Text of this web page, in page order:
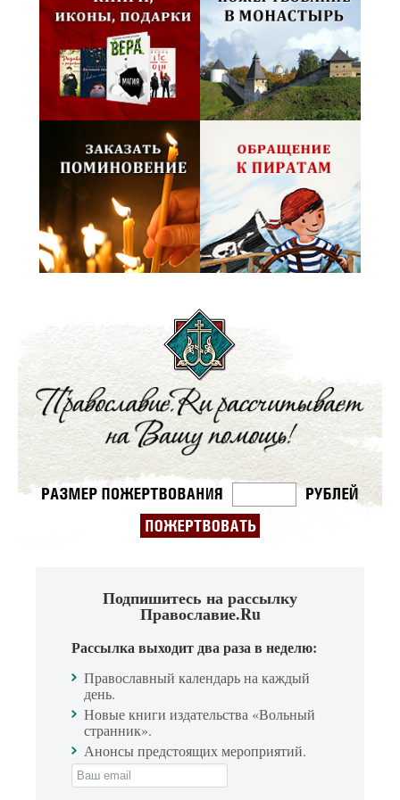
Подпишитесь на рассылку
Православие.Ru
Рассылка выходит два раза в неделю:
Православный календарь на каждый
день.
Новые книги издательства «Вольный
странник».
Анонсы предстоящих мероприятий.